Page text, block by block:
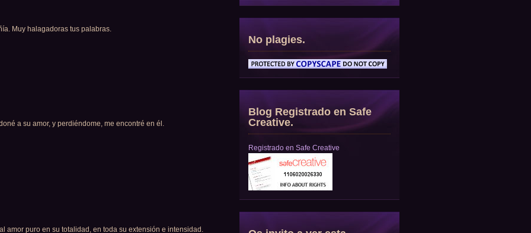
Muy halagadoras tus palabras.
a su amor, y perdiéndome, me encontré en él.
amor puro en su totalidad, en toda su extensión e intensidad.
No plagies.
Blog Registrado en Safe
Creative.
Registrado en Safe Creative